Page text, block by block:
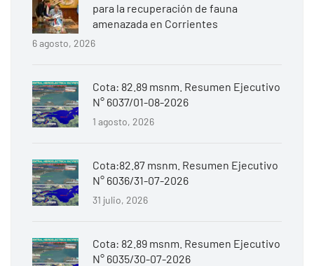
para la recuperación de fauna
amenazada en Corrientes
6 agosto, 2026
Cota: 82.89 msnm. Resumen Ejecutivo
N° 6037/01-08-2026
1 agosto, 2026
Cota:82.87 msnm. Resumen Ejecutivo
N° 6036/31-07-2026
31 julio, 2026
Cota: 82.89 msnm. Resumen Ejecutivo
N° 6035/30-07-2026